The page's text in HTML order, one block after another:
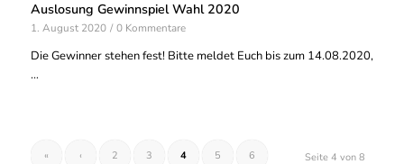
Auslosung Gewinnspiel Wahl 2020
1. August 2020 / 0 Kommentare
Die Gewinner stehen fest! Bitte meldet Euch bis zum 14.08.2020,
…
Seite 4 von 8
« ‹ 2 3 4 5 6